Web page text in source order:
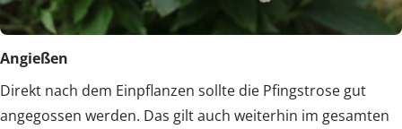
Angießen
Direkt nach dem Einpflanzen sollte die Pfingstrose gut
angegossen werden. Das gilt auch weiterhin im gesamten